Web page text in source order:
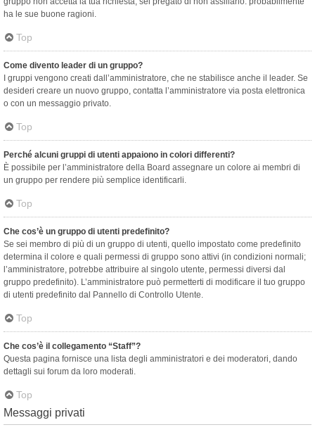
ha le sue buone ragioni.
Top
Come divento leader di un gruppo?
I gruppi vengono creati dall’amministratore, che ne stabilisce anche il leader. Se
desideri creare un nuovo gruppo, contatta l’amministratore via posta elettronica
o con un messaggio privato.
Top
Perché alcuni gruppi di utenti appaiono in colori differenti?
È possibile per l’amministratore della Board assegnare un colore ai membri di
un gruppo per rendere più semplice identificarli.
Top
Che cos’è un gruppo di utenti predefinito?
Se sei membro di più di un gruppo di utenti, quello impostato come predefinito
determina il colore e quali permessi di gruppo sono attivi (in condizioni normali;
l’amministratore, potrebbe attribuire al singolo utente, permessi diversi dal
gruppo predefinito). L’amministratore può permetterti di modificare il tuo gruppo
di utenti predefinito dal Pannello di Controllo Utente.
Top
Che cos’è il collegamento “Staff”?
Questa pagina fornisce una lista degli amministratori e dei moderatori, dando
dettagli sui forum da loro moderati.
Top
Messaggi privati